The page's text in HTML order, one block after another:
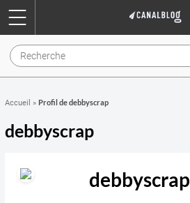
Accueil » Profil de debbyscrap
debbyscrap
debbyscrap